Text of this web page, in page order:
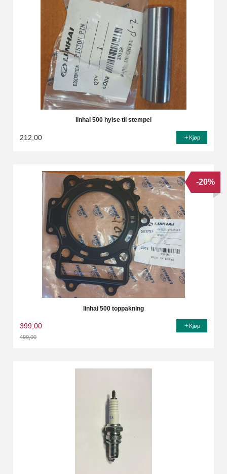
linhai 500 hylse til stempel
212,00 Kjøp
linhai 500 toppakning
399,00
499,00
-20%
Kjøp